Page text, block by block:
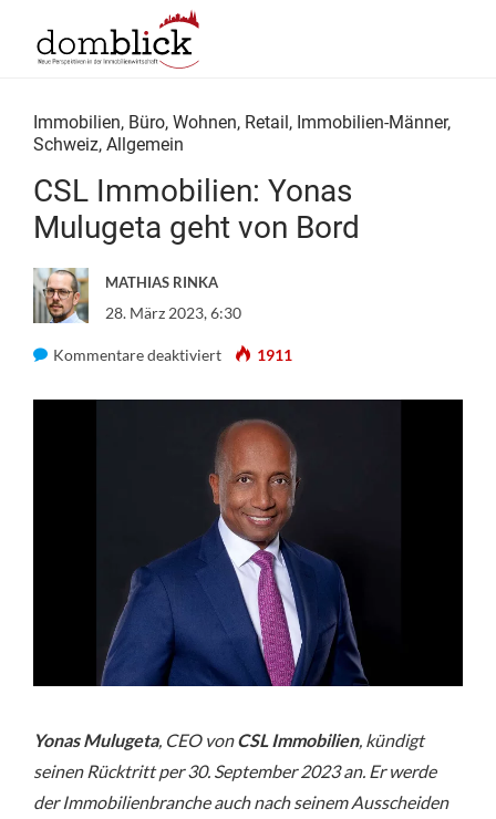
Immobilien, Büro, Wohnen, Retail, Immobilien-Männer,
Schweiz, Allgemein
CSL Immobilien: Yonas
Mulugeta geht von Bord
MATHIAS RINKA
28. März 2023, 6:30
Kommentare deaktiviertfür
Immobilien:
Yonas
Mulugeta
geht
von
Bord
1911
Yonas Mulugeta, CEO vonCSL Immobilien, kündigt
seinen Rücktritt per 30. September 2023 an. Er werde
der Immobilienbranche auch nach seinem Ausscheiden